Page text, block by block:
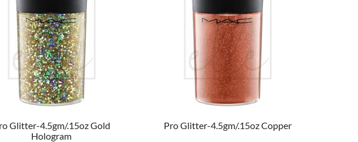
Glitter-4.5gm/.15oz Gold
Hologram
Pro Glitter-4.5gm/.15oz Copper